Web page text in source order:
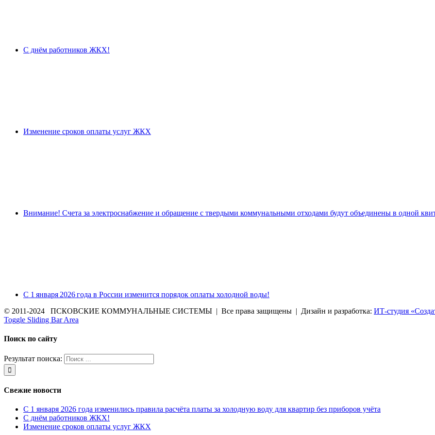
С днём работников ЖКХ!
Изменение сроков оплаты услуг ЖКХ
Внимание! Счета за электроснабжение и обращение с твердыми коммунальными отходами будут объединены в одной
С 1 января 2026 года в России изменится порядок оплаты холодной воды!
© 2011-2024 ПСКОВСКИЕ КОММУНАЛЬНЫЕ СИСТЕМЫ | Все права защищены | Дизайн и разработка: ИТ-студия
Toggle Sliding Bar Area
Поиск по сайту
Результат поиска:
Свежие новости
С 1 января 2026 года изменились правила расчёта платы за холодную воду для квартир без приборов учёта
С днём работников ЖКХ!
Изменение сроков оплаты услуг ЖКХ